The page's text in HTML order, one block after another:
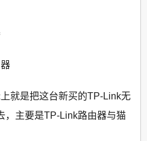
就是把这台新买的TP-Link无
，主要是TP-Link路由器与猫